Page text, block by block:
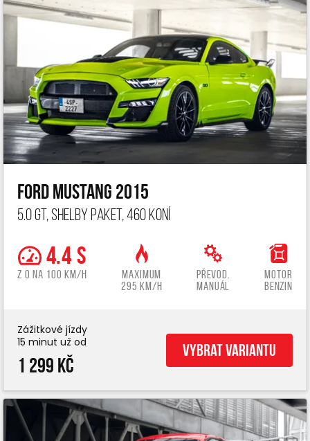
Ford Mustang 2015
5.0 GT, Shelby paket, 460 koní
4.4 s
z 0 na 100 km/h
Maximum
295 km/h
Převod.
manuál
Motor
benzin
Zážitkové jízdy
15 minut už od
1 299 Kč
Vybrat variantu